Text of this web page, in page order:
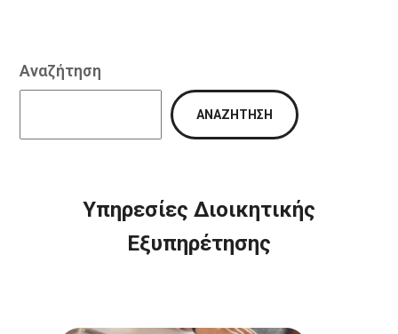
Αναζήτηση
ΑΝΑΖΉΤΗΣΗ
Υπηρεσίες Διοικητικής
Εξυπηρέτησης